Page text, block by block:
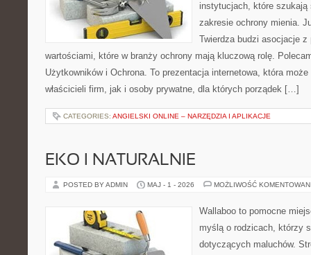
instytucjach, które szukają
zakresie ochrony mienia.
Twierdza budzi asocjacje
wartościami, które w branży ochrony mają kluczową rolę.
Użytkowników i Ochrona. To prezentacja internetowa, która
właścicieli firm, jak i osoby prywatne, dla których porządek […]
CATEGORIES: ANGIELSKI ONLINE – NARZĘDZIA I APLIKACJE
EKO I NATURALNIE
POSTED BY ADMIN MAJ - 1 - 2026 MOŻLIWOŚĆ
Wallaboo to pomocne
myślą o rodzicach, którzy
dotyczących maluchów.